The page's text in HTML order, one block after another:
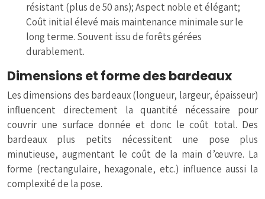
résistant (plus de 50 ans); Aspect noble et élégant;
Coût initial élevé mais maintenance minimale sur le
long terme. Souvent issu de forêts gérées
durablement.
Dimensions et forme des bardeaux
Les dimensions des bardeaux (longueur, largeur, épaisseur)
influencent directement la quantité nécessaire pour
couvrir une surface donnée et donc le coût total. Des
bardeaux plus petits nécessitent une pose plus
minutieuse, augmentant le coût de la main d’œuvre. La
forme (rectangulaire, hexagonale, etc.) influence aussi la
complexité de la pose.